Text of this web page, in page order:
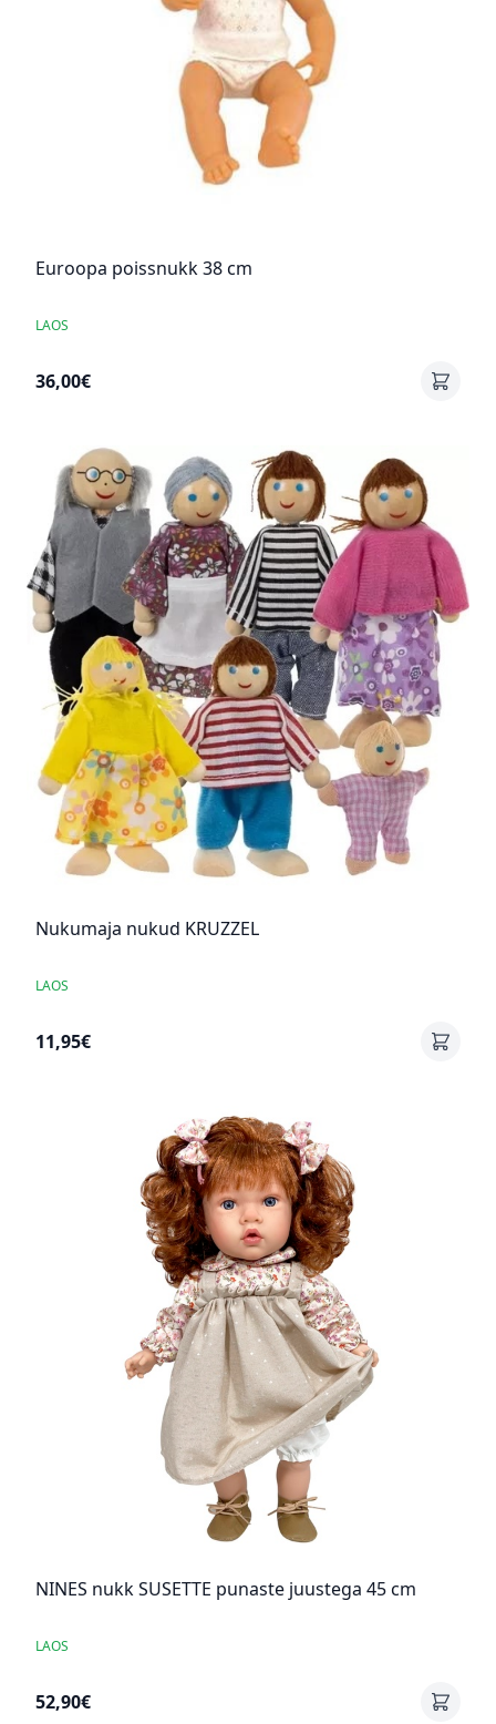
Euroopa poissnukk 38 cm
LAOS
36,00€
Nukumaja nukud KRUZZEL
LAOS
11,95€
NINES nukk SUSETTE punaste juustega 45 cm
LAOS
52,90€